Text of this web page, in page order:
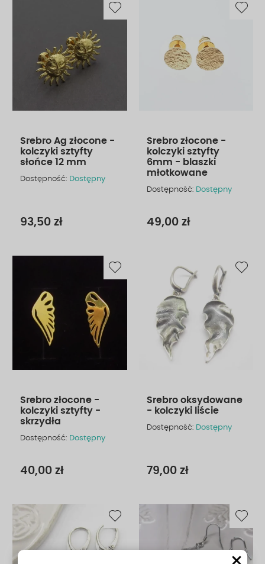
Srebro Ag złocone -
kolczyki sztyfty
słońce 12 mm
Dostępność: Dostępny
93,50 zł
Srebro złocone -
kolczyki sztyfty
6mm - blaszki
młotkowane
Dostępność: Dostępny
49,00 zł
Srebro złocone -
kolczyki sztyfty -
skrzydła
Dostępność: Dostępny
40,00 zł
Srebro oksydowane
- kolczyki liście
Dostępność: Dostępny
79,00 zł